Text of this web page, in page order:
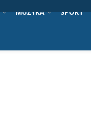
MUZYKA SPORT